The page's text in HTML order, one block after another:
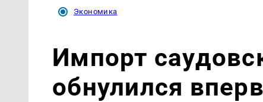
Экономика
Импорт
обнулился